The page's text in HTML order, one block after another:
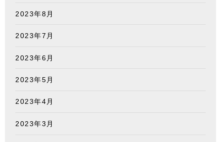
2023年8月
2023年7月
2023年6月
2023年5月
2023年4月
2023年3月